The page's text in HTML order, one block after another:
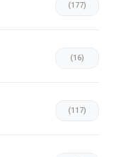
(177)
(16)
(117)